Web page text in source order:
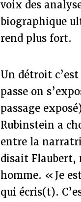
voix des
biographique
rend plus fort.
Un détroit
passe on
passage
Rubinstein a
entre la
disait Flaubert,
homme. « Je
qui écris(t).